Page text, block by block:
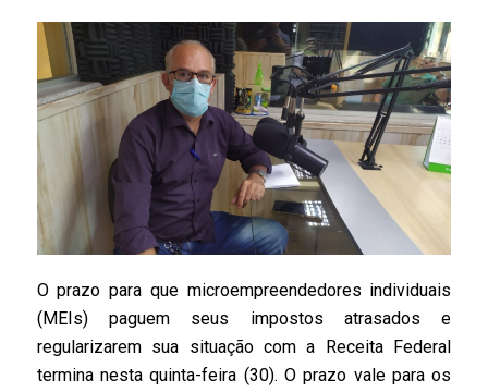
O prazo para que microempreendedores individuais
(MEIs) paguem seus impostos atrasados e
regularizarem sua situação com a Receita Federal
termina nesta quinta-feira (30). O prazo vale para os